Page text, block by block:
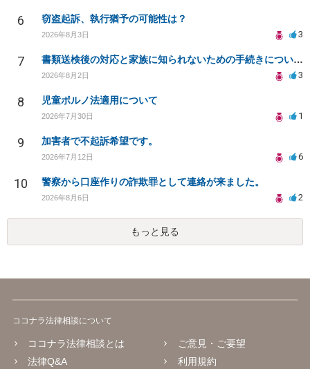
6 窃盗起訴、執行猶予の可能性は？
2026年8月3日 3
7 書類送検後の対応と家族に知られないための手続きについて相談
2026年8月2日 3
8 児童ポルノ法適用について
2026年7月30日 1
9 加害者で不起訴希望です。
2026年7月12日 6
10 警察から口座作りの詐欺罪として連絡が来ました。
2026年8月6日 2
もっと見る
ココナラ法律相談について
ココナラ法律相談とは
法律Q&A
ご意見・ご要望
利用規約